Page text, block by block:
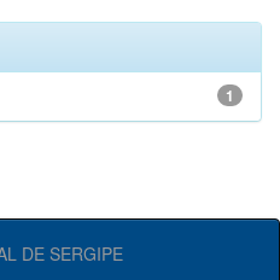
1
DE SERGIPE